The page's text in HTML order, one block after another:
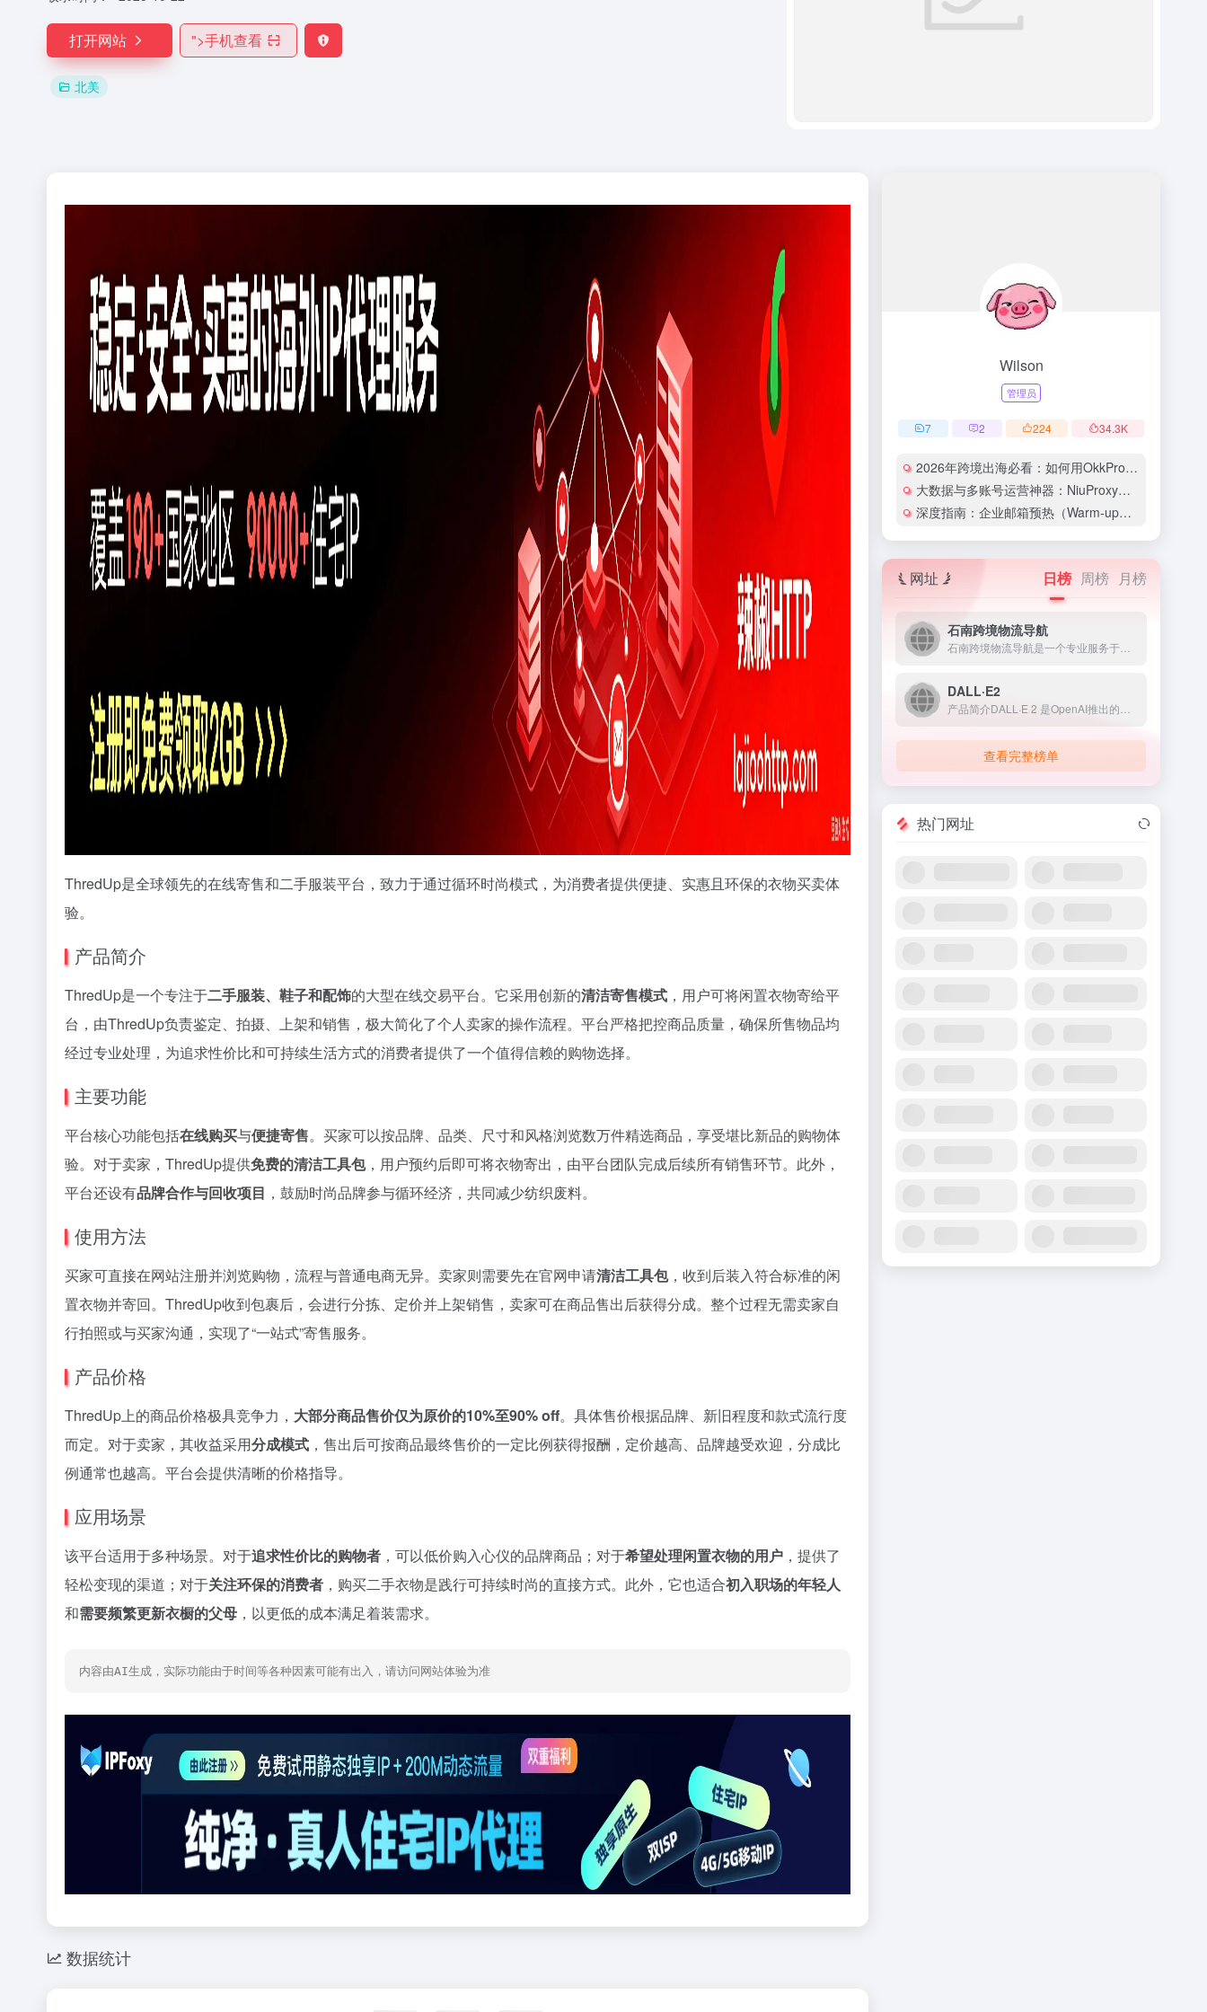
打开网站 ">手机查看
北美
ThredUp是全球领先的在线寄售和二手服装平台，致力于通过循环时尚模式，为消费者提供便捷、实惠且环保的衣物买卖体
验。
产品简介
ThredUp是一个专注于二手服装、鞋子和配饰的大型在线交易平台。它采用创新的清洁寄售模式 ，用户可将闲置衣物寄给平
台，由ThredUp负责鉴定、拍摄、上架和销售，极大简化了个人卖家的操作流程。平台严格把控商品质量，确保所售物品均
经过专业处理，为追求性价比和可持续生活方式的消费者提供了一个值得信赖的购物选择。
主要功能
平台核心功能包括在线购买与便捷寄售。买家可以按品牌、品类、尺寸和风格浏览数万件精选商品，享受堪比新品的购物体
验。对于卖家，ThredUp提供免费的清洁工具包，用户预约后即可将衣物寄出，由平台团队完成后续所有销售环节。此外，
平台还设有品牌合作与回收项目 ，鼓励时尚品牌参与循环经济，共同减少纺织废料。
使用方法
买家可直接在网站注册并浏览购物，流程与普通电商无异。卖家则需要先在官网申请清洁工具包，收到后装入符合标准的闲
置衣物并寄回。ThredUp收到包裹后，会进行分拣、定价并上架销售，卖家可在商品售出后获得分成。整个过程无需卖家自
行拍照或与买家沟通，实现了“一站式”寄售服务。
产品价格
ThredUp上的商品价格极具竞争力， 大部分商品售价仅为原价的10%至90% off。具体售价根据品牌、新旧程度和款式流行度
而定。对于卖家，其收益采用分成模式 ，售出后可按商品最终售价的一定比例获得报酬，定价越高、品牌越受欢迎，分成比
例通常也越高。平台会提供清晰的价格指导。
应用场景
该平台适用于多种场景。对于追求性价比的购物者 ，可以低价购入心仪的品牌商品；对于希望处理闲置衣物的用户 ，提供了
轻松变现的渠道；对于关注环保的消费者 ，购买二手衣物是践行可持续时尚的直接方式。此外，它也适合初入职场的年轻人
和需要频繁更新衣橱的父母 ，以更低的成本满足着装需求。
内容由AI生成，实际功能由于时间等各种因素可能有出入，请访问网站体验为准
数据统计
Wilson
管理员
7 2 224 34.3K
2026年跨境出海必看：如何用OkkProxy彻底解决网络延迟与IP被封难题？
大数据与多账号运营神器：NiuProxy助力跨境工作室业务高效爆单！
深度指南：企业邮箱预热（Warm-up）的详细技巧与实操策略（含配图）
网址 日榜 周榜 月榜
石南跨境物流导航
DALL·E2
查看完整榜单
热门网址